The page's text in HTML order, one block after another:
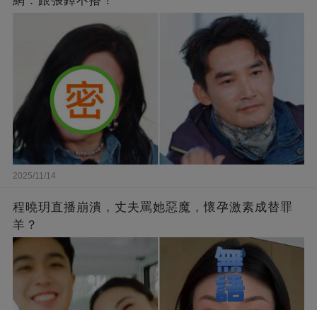
2025/11/14
程曉玥直播崩潰，丈夫罵她惡魔，懷孕激素成替罪
羊？